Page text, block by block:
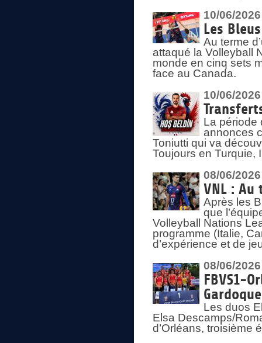
10/06/2026
Les
Au terme
attaqué la Volleyball
monde en cinq sets
face au Canada.
10/06/2026
La période
annonces
Toniutti qui va
Toujours en Turquie,
08/06/2026
VNL : Au
Après les
que
Volleyball Nations
programme (Italie,
d’expérience et de
08/06/2026
FBVS1-
Les duos
Elsa Descamps/
d’Orléans, troisième